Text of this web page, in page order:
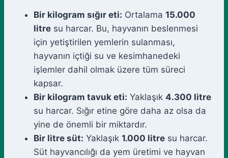
Bir kilogram sığır eti: Ortalama 15.000
litre su harcar. Bu, hayvanın beslenmesi
için yetiştirilen yemlerin sulanması,
hayvanın içtiği su ve kesimhanedeki
işlemler dahil olmak üzere tüm süreci
kapsar.
Bir kilogram tavuk eti: Yaklaşık 4.300 litre
su harcar. Sığır etine göre daha az olsa da
yine de önemli bir miktardır.
Bir litre süt: Yaklaşık 1.000 litre su harcar.
Süt hayvancılığı da yem üretimi ve hayvan